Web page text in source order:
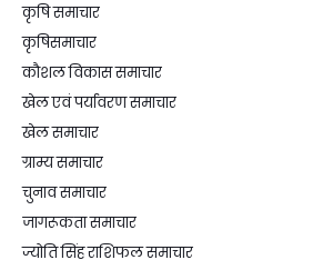
कृषि समाचार
कृषिसमाचार
कौशल विकास समाचार
खेल एवं पर्यावरण समाचार
खेल समाचार
ग्राम्य समाचार
चुनाव समाचार
जागरूकता समाचार
ज्योति सिंह राशिफल समाचार